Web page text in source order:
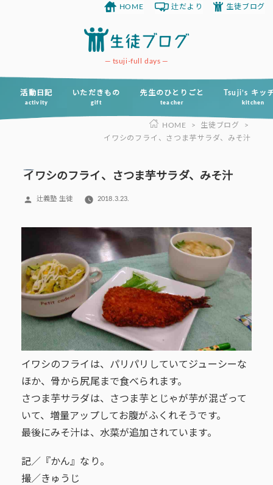
ツ
tsuji-full days
活動日記
activity
いただきもの
gift
先生のひとりごと
teacher
Tsuji’s キッ
kitchen
HOME 辻だより 生徒ブログ
HOME > 生徒ブログ
>
イワシのフライ、さつま芋サラダ、みそ汁
イワシのフライ、さつま芋サラダ、みそ汁
投
辻義塾 生徒 2018.3.23.
イワシのフライは、パリパリしていてジューシーな
ほか、骨から尻尾まで食べられます。
さつま芋サラダは、さつま芋とじゃが芋が混ざって
いて、増量アップしてお腹がふくれそうです。
最後にみそ汁は、水菜が追加されています。
記／『かん』なり。
撮／きゅうじ